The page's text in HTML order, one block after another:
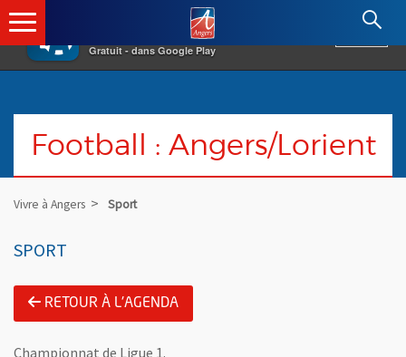
×
Gratuit - dans Google Play
Angers.fr : Retour à l'accueil
Football : Angers/Lorient
Vivre à Angers Sport
SPORT
RETOUR À L'AGENDA
Championnat de Ligue 1.